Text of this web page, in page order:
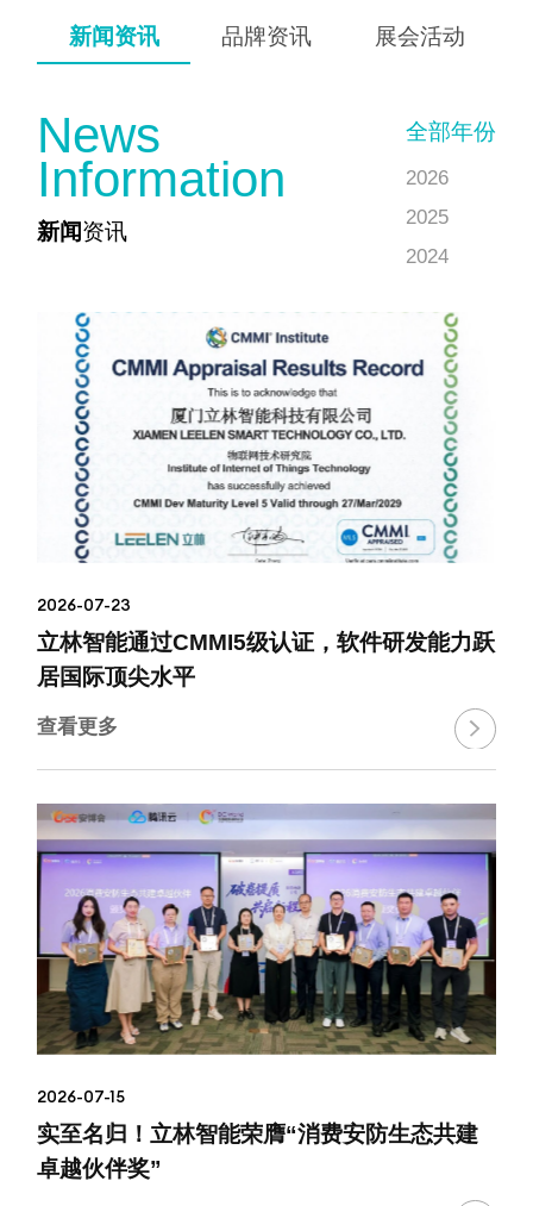
新闻资讯 品牌资讯 展会活动
News
Information
新闻资讯
全部年份
2026
2025
2024
2022
2021
2020
2026-07-23
立林智能通过CMMI5级认证，软件研发能力跃
居国际顶尖水平
查看更多 
2026-07-15
实至名归！立林智能荣膺“消费安防生态共建
卓越伙伴奖”